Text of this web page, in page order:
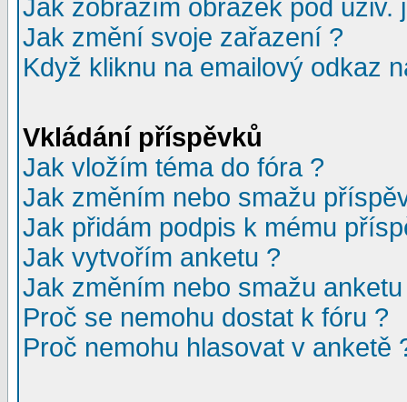
Jak zobrazím obrázek pod uživ.
Jak změní svoje zařazení ?
Když kliknu na emailový odkaz
Vkládání příspěvků
Jak vložím téma do fóra ?
Jak změním nebo smažu
Jak přidám podpis k mému
Jak vytvořím anketu ?
Jak změním nebo smažu
Proč se nemohu dostat k fóru ?
Proč nemohu hlasovat v anketě